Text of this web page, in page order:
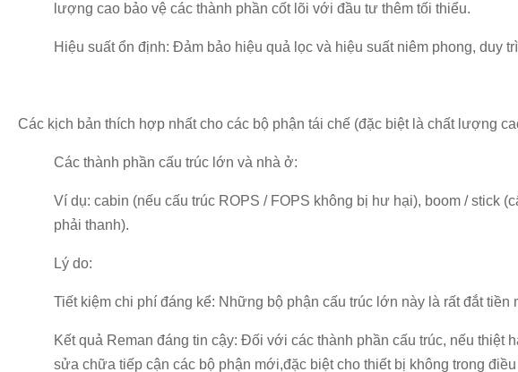
lượng cao bảo vệ các thành phần cốt lõi với đầu tư thêm tối thiểu.
Hiệu suất ổn định: Đảm bảo hiệu quả lọc và hiệu suất niêm phong, duy
Các kịch bản thích hợp nhất cho các bộ phận tái chế (đặc biệt là chất lượng
Các thành phần cấu trúc lớn và nhà ở:
Ví dụ: cabin (nếu cấu trúc ROPS / FOPS không bị hư hại), boom / stick
phải thanh).
Lý do:
Tiết kiệm chi phí đáng kể: Những bộ phận cấu trúc lớn này là rất đắt
Kết quả Reman đáng tin cậy: Đối với các thành phần cấu trúc, nếu
sửa chữa tiếp cận các bộ phận mới,đặc biệt cho thiết bị không trong